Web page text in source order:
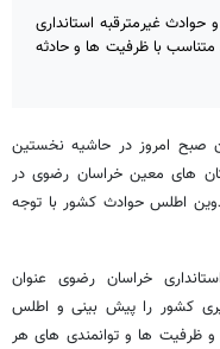
غیرمترقبه استانداری
با ظرفیت ها و حادثه
صبح امروز در حاشیه نخستین
های معین خراسان رضوی در
اطلس حوادث کشور با توجه
خراسان رضوی عنوان
کشور را پیش بینی و اطلس
ظرفیت ها و توانمندی های هر